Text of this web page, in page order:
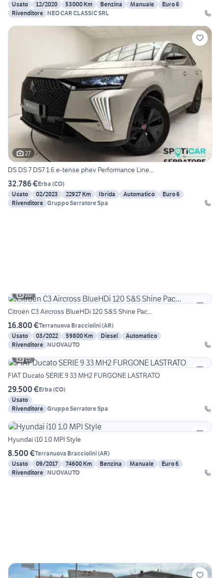
Usato
12/2020 53000 Km Benzina Manuale
Euro 6
Rivenditore NEO CAR CLASSIC SRL
27
DS DS 7 DS7 1.6 e-tense phev Performance Line...
32.786 €Erba (CO)
Usato
02/2023 22927 Km Ibrida Automatico
Euro 6
Rivenditore Gruppo Serratore Spa
20
Citroën C3 Aircross BlueHDi 120 S&S Shine Pac...
16.800 €Terranuova Bracciolini(AR)
Usato
03/2022 59800 Km Diesel
Automatico
Rivenditore NUOVAUTO
15
FIAT Ducato SERIE 9 33 MH2 FURGONE LASTRATO
29.500 €Erba (CO)
Usato
Rivenditore Gruppo Serratore Spa
Hyundai i10 1.0 MPI Style
8.500 €Terranuova Bracciolini(AR)
Usato
09/2017 74600 Km Benzina Manuale
Euro 6
Rivenditore NUOVAUTO